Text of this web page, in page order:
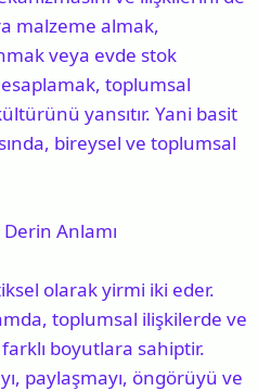
malzeme almak,
veya evde stok
toplumsal
yansıtır. Yani basit
bireysel ve toplumsal
Anlamı
olarak yirmi iki eder.
toplumsal ilişkilerde ve
boyutlara sahiptir.
paylaşmayı, öngörüyü ve